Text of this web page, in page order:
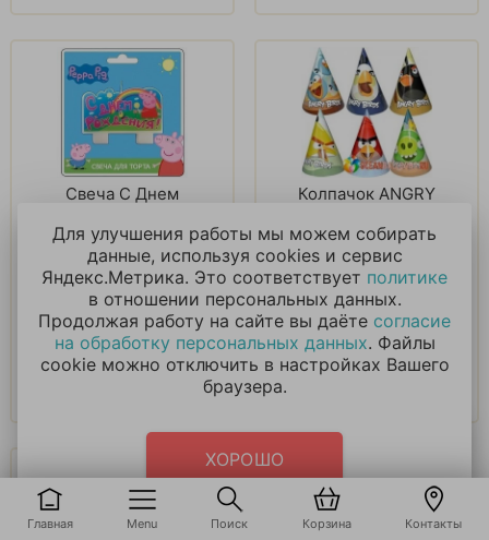
Главная Menu Поиск Корзина Контакты
Свеча С Днем
Пеппа.
364₽
В корзину
Колпачок ANGRY
210₽
В корзину
Для улучшения работы мы можем собирать
данные, используя cookies и сервис
Яндекс.Метрика. Это соответствует политике
в отношении персональных данных.
Продолжая работу на сайте вы даёте согласие
на обработку персональных данных. Файлы
cookie можно отключить в настройках Вашего
браузера.
ХОРОШО